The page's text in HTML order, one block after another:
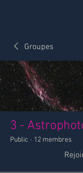
Groupes
3 -
Public · 12 membres